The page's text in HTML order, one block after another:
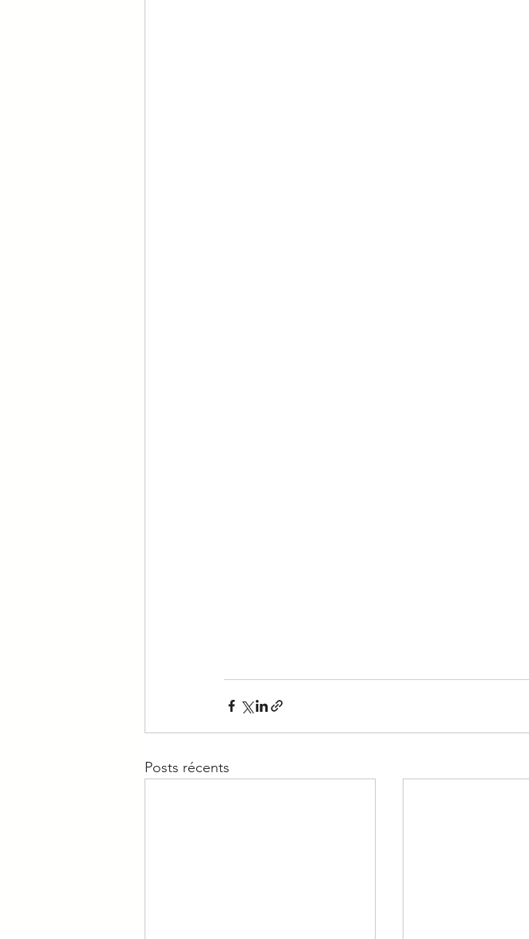
Posts récents